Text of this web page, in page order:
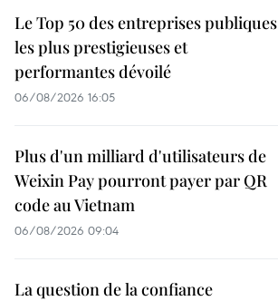
Le Top 50 des entreprises publiques
les plus prestigieuses et
performantes dévoilé
06/08/2026 16:05
Plus d'un milliard d'utilisateurs de
Weixin Pay pourront payer par QR
code au Vietnam
06/08/2026 09:04
La question de la confiance